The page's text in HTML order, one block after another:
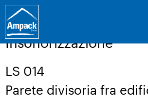
Ampack - Gli esperti in involucri edilizi. Dal
1946.»Servizio
Insonorizzazione
LS 014
Parete divisoria fra